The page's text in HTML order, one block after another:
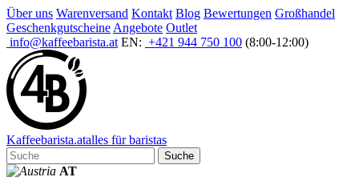
Über uns Warenversand Kontakt Blog Bewertungen Großhandel
Geschenkgutscheine Angebote Outlet
info@kaffeebarista.at EN: +421 944 750 100 (8:00-12:00)
Kaffeebarista.atalles für baristas
Suche
AT